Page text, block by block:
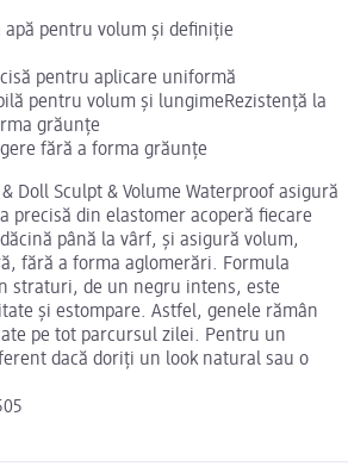
apă pentru volum și definiție
pentru aplicare uniformă
pentru volum și lungimeRezistență la
grăunțe
fără a forma grăunțe
& Doll Sculpt & Volume Waterproof asigură
precisă din elastomer acoperă fiecare
până la vârf, și asigură volum,
fără a forma aglomerări. Formula
straturi, de un negru intens, este
și estompare. Astfel, genele rămân
pe tot parcursul zilei. Pentru un
dacă doriți un look natural sau o